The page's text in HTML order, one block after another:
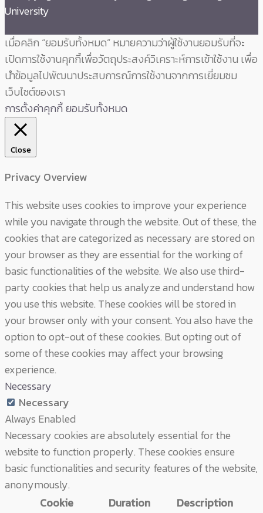
University
เมื่อคลิก “ยอมรับทั้งหมด” หมายความว่าผู้ใช้งานยอมรับที่จะ
เปิดการใช้งานคุกกี้เพื่อวัตถุประสงค์วิเคราะห์การเข้าใช้งาน เพื่อ
นำข้อมูลไปพัฒนาประสบการณ์การใช้งานจากการเยี่ยมชม
เว็บไซต์ของเรา
การตั้งค่าคุกกี้ยอมรับทั้งหมด
Close
Privacy Overview
This website uses cookies to improve your experience
while you navigate through the website. Out of these, the
cookies that are categorized as necessary are stored on
your browser as they are essential for the working of
basic functionalities of the website. We also use third-
party cookies that help us analyze and understand how
you use this website. These cookies will be stored in
your browser only with your consent. You also have the
option to opt-out of these cookies. But opting out of
some of these cookies may affect your browsing
experience.
Necessary
Necessary
Always Enabled
Necessary cookies are absolutely essential for the
website to function properly. These cookies ensure
basic functionalities and security features of the website,
anonymously.
Cookie
Duration Description